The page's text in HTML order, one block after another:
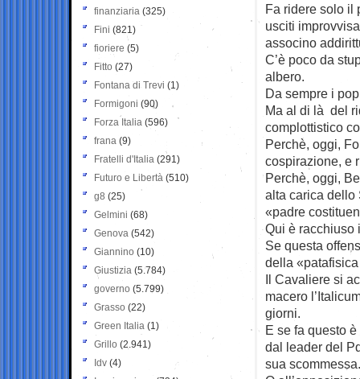
Fa ridere solo il
usciti
associno
C’è poco da
albero.
Da sempre i
Ma al di là del
complottistico
Perchè, oggi,
cospirazione, e
Perchè, oggi,
alta carica dello
«padre
Qui è racchiuso
Se questa
della
Il Cavaliere si
macero
giorni.
E se fa questo
dal leader del
sua scommessa.
finanziaria (325)
Fini (821)
fioriere (5)
Fitto (27)
Fontana di Trevi (1)
Formigoni (90)
Forza Italia (596)
frana (9)
Fratelli d'Italia (291)
Futuro e Libertà (510)
g8 (25)
Gelmini (68)
Genova (542)
Giannino (10)
Giustizia (5.784)
governo (5.799)
Grasso (22)
Green Italia (1)
Grillo (2.941)
Idv (4)